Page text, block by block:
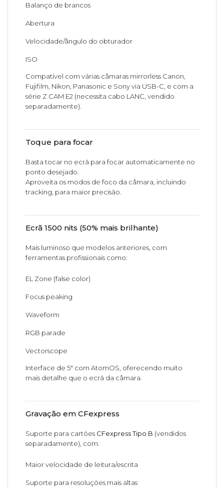
Balanço de brancos
Abertura
Velocidade/ângulo do obturador
ISO
Compatível com várias câmaras mirrorless Canon,
Fujifilm, Nikon, Panasonic e Sony via USB-C, e com a
série Z CAM E2 (necessita cabo LANC, vendido
separadamente).
Toque para focar
Basta tocar no ecrã para focar automaticamente no
ponto desejado.
Aproveita os modos de foco da câmara, incluindo
tracking, para maior precisão.
Ecrã 1500 nits (50% mais brilhante)
Mais luminoso que modelos anteriores, com
ferramentas profissionais como:
EL Zone (false color)
Focus peaking
Waveform
RGB parade
Vectorscope
Interface de 5" com AtomOS, oferecendo muito
mais detalhe que o ecrã da câmara.
Gravação em CFexpress
Suporte para cartões CFexpress Tipo B (vendidos
separadamente), com:
Maior velocidade de leitura/escrita
Suporte para resoluções mais altas